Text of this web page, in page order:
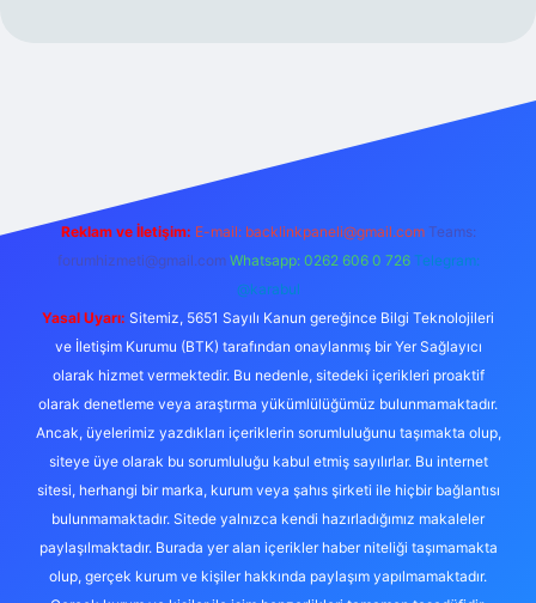
Reklam ve İletişim: E-mail: backlinkpaneli@gmail.com Teams:
forumhizmeti@gmail.com Whatsapp: 0262 606 0 726 Telegram:
@karabul
Yasal Uyarı: Sitemiz, 5651 Sayılı Kanun gereğince Bilgi Teknolojileri
ve İletişim Kurumu (BTK) tarafından onaylanmış bir Yer Sağlayıcı
olarak hizmet vermektedir. Bu nedenle, sitedeki içerikleri proaktif
olarak denetleme veya araştırma yükümlülüğümüz bulunmamaktadır.
Ancak, üyelerimiz yazdıkları içeriklerin sorumluluğunu taşımakta olup,
siteye üye olarak bu sorumluluğu kabul etmiş sayılırlar. Bu internet
sitesi, herhangi bir marka, kurum veya şahıs şirketi ile hiçbir bağlantısı
bulunmamaktadır. Sitede yalnızca kendi hazırladığımız makaleler
paylaşılmaktadır. Burada yer alan içerikler haber niteliği taşımamakta
olup, gerçek kurum ve kişiler hakkında paylaşım yapılmamaktadır.